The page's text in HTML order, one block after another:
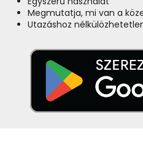
Megmutatja, mi van a
Utazáshoz